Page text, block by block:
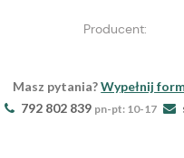
Producent:
Masz pytania?Wypełnij
792 802 839 pn-pt: 10-17